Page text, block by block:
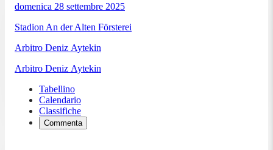
domenica 28 settembre 2025
Stadion An der Alten Försterei
Arbitro Deniz Aytekin
Arbitro Deniz Aytekin
Tabellino
Calendario
Classifiche
Commenta